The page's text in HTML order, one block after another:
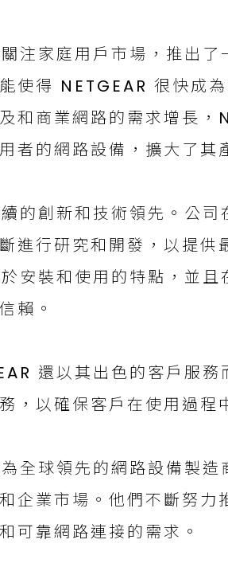
注家庭用戶市場，推出了
使得 NETGEAR 很快成
和商業網路的需求增長，
者的網路設備，擴大了其
的創新和技術領先。公司
進行研究和開發，以提供
安裝和使用的特點，並且
賴。
還以其出色的客戶服務
，以確保客戶在使用過程
全球領先的網路設備製造
企業市場。他們不斷努力
可靠網路連接的需求。